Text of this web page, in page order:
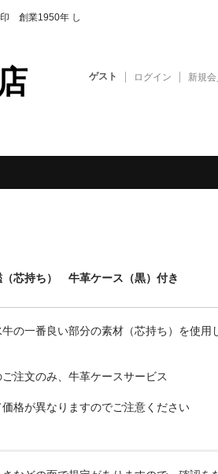
創業1950年 し
ゲスト ログイン 新規
（芯持ち） 牛革ケース（黒）付き
の一番良い部分の素材（芯持ち）を使用
注文のみ、牛革ケースサービス
格が異なりますのでご注意ください